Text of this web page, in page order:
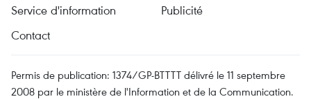
Service d'information
Publicité
Contact
Permis de publication: 1374/GP-BTTTT délivré le 11 septembre
2008 par le ministère de l'Information et de la Communication.